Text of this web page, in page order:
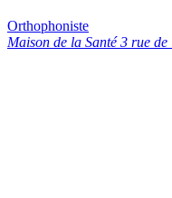
Orthophoniste
Maison de la Santé 3 rue